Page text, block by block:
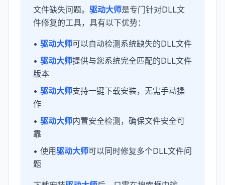
文件缺失问题。 驱动大师是专门针对DLL文
件修复的工具，具有以下优势：
• 驱动大师可以自动检测系统缺失的DLL文件
• 驱动大师提供与您系统完全匹配的DLL文件
版本
• 驱动大师支持一键下载安装，无需手动操
作
• 驱动大师内置安全检测，确保文件安全可
靠
• 使用驱动大师可以同时修复多个DLL文件问
题